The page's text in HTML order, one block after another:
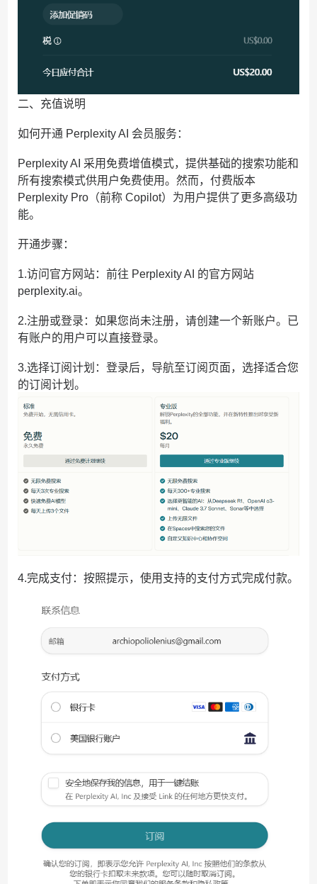
二、充值说明
如何开通 Perplexity AI 会员服务：
Perplexity AI 采用免费增值模式，提供基础的搜索功能和
所有搜索模式供用户免费使用。然而，付费版本
Perplexity Pro（前称 Copilot）为用户提供了更多高级功
能。
开通步骤：
1.访问官方网站：前往 Perplexity AI 的官方网站
perplexity.ai。
2.注册或登录：如果您尚未注册，请创建一个新账户。已
有账户的用户可以直接登录。
3.选择订阅计划：登录后，导航至订阅页面，选择适合您
的订阅计划。
4.完成支付：按照提示，使用支持的支付方式完成付款。